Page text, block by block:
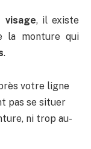
, il existe
la monture qui
.
votre ligne
pas se situer
ni trop au-